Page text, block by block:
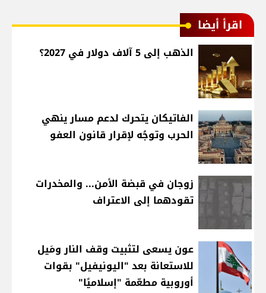
اقرأ أيضا
الذهب إلى 5 آلاف دولار في 2027؟
الفاتيكان يتحرك لدعم مسار ينهي
الحرب وتوجُه لإقرار قانون العفو
زوجان في قبضة الأمن... والمخدرات
تقودهما إلى الاعتراف
عون يسعى لتثبيت وقف النار ومَيل
للاستعانة بعد "اليونيفيل" بقوات
أوروبية مطعّمة "إسلاميًا"